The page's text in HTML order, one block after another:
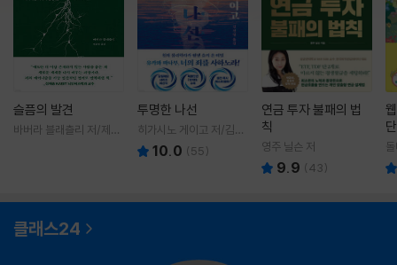
슬픔의 발견
바버라 블래츨리 저/제효
투명한 나선
히가시노 게이고 저/김선
영 역10.0 (55)
연금 투자 불패의 법
칙
영주 닐슨 저
9.9 (43)
클래스24